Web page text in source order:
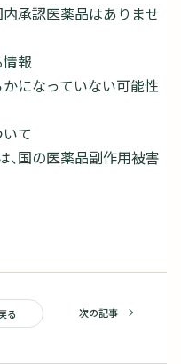
承認医薬品はありませ
報
になっていない可能性
て
国の医薬品副作用被害
る 次の記事